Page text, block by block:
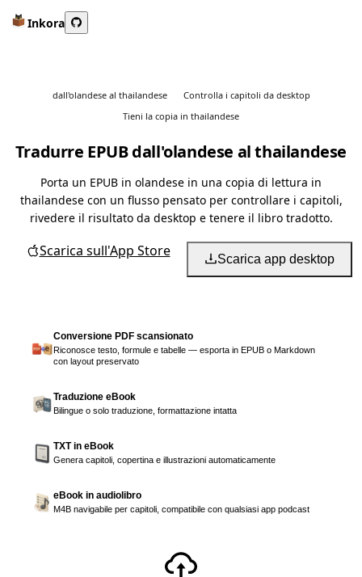
Inkora
dall'olandese al thailandese
Controlla i capitoli da desktop
Tieni la copia in thailandese
Tradurre EPUB dall'olandese al thailandese
Porta un EPUB in olandese in una copia di lettura in
thailandese con un flusso pensato per controllare i capitoli,
rivedere il risultato da desktop e tenere il libro tradotto.
Scarica sull'App Store Scarica app desktop
Conversione PDF scansionato
Riconosce testo, formule e tabelle — esporta in EPUB o Markdown
con layout preservato
Traduzione eBook
Bilingue o solo traduzione, formattazione intatta
TXT in eBook
Genera capitoli, copertina e illustrazioni automaticamente
eBook in audiolibro
M4B navigabile per capitoli, compatibile con qualsiasi app podcast